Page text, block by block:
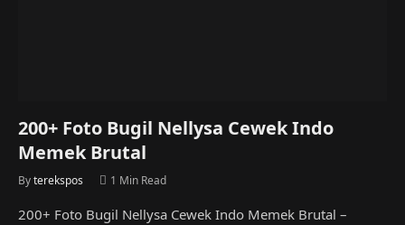
200+ Foto Bugil Nellysa Cewek Indo
Memek Brutal
Byterekspos 1 Min Read
200+ Foto Bugil Nellysa Cewek Indo Memek Brutal –